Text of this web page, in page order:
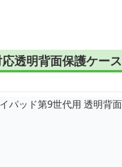
透明背面保護ケース